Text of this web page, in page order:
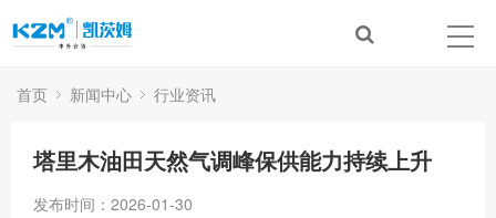
首页 新闻中心 行业资讯
塔里木油田天然气调峰保供能力持续上升
发布时间：2026-01-30